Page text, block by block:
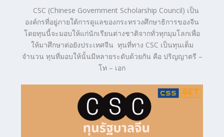
CSC (Chinese Government Scholarship Council) เป็น
องค์กรที่อยู่ภายใต้การดูแลของกระทรวงศึกษาธิการของจีน
โดยทุนนี้จะมอบให้แก่นักเรียนต่างชาติจากทั่วทุกมุมโลกเพื่อ
ให้มาศึกษาต่อยังประเทศจีน ทุนที่ทาง CSC เป็นทุนเต็ม
จำนวน ทุนที่มอบให้นั้นมีหลายระดับด้วยกัน คือ ปริญญาตรี –
โท – เอก